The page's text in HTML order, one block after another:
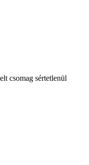
csomag sértetlenül